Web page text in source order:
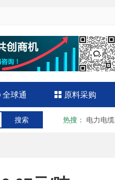
全球通  原料采购
热搜 ： 电力电缆